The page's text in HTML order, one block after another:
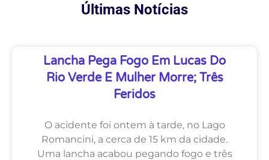
Últimas Notícias
Lancha Pega Fogo Em Lucas Do
Rio Verde E Mulher Morre; Três
Feridos
O acidente foi ontem à tarde, no Lago
Romancini, a cerca de 15 km da cidade.
Uma lancha acabou pegando fogo e três